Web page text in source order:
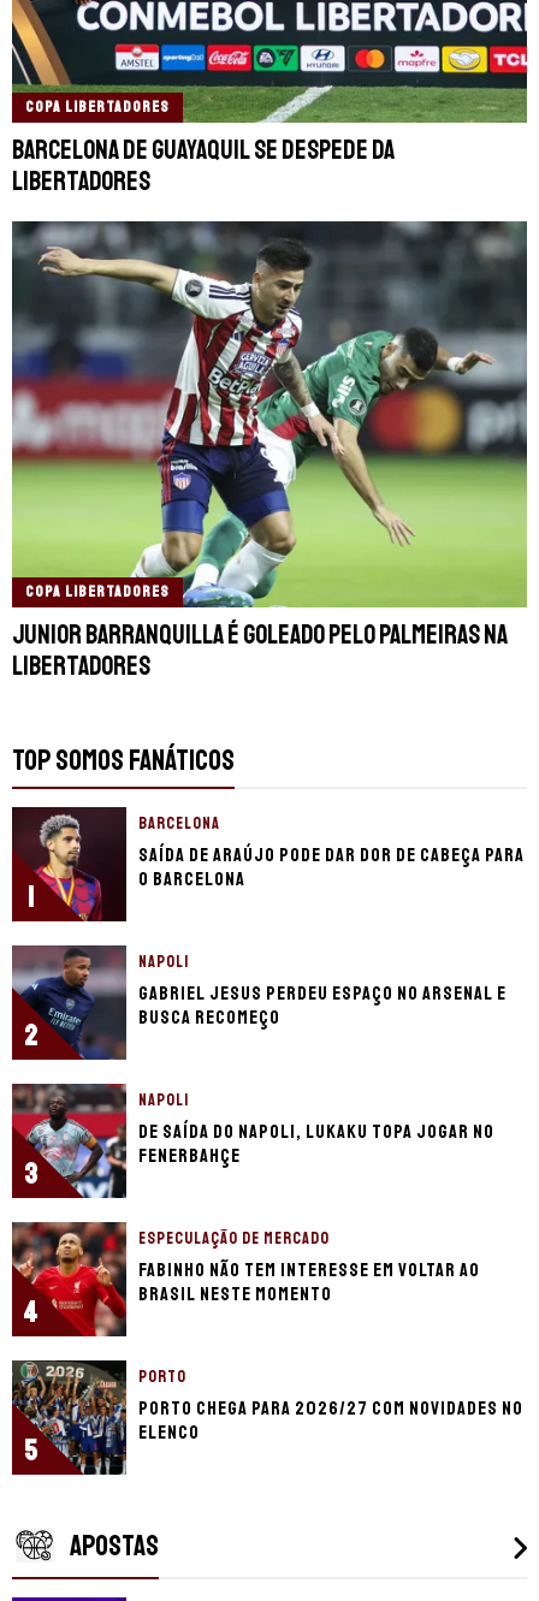
COPA LIBERTADORES
Barcelona de Guayaquil se despede da
Libertadores
COPA LIBERTADORES
Junior Barranquilla é goleado pelo Palmeiras na
Libertadores
TOP SOMOS FANÁTICOS
1
BARCELONA
Saída de Araújo pode dar dor de cabeça para
o Barcelona
2
NAPOLI
Gabriel Jesus perdeu espaço no Arsenal e
busca recomeço
3
NAPOLI
De saída do Napoli, Lukaku topa jogar no
Fenerbahçe
4
ESPECULAÇÃO DE MERCADO
Fabinho não tem interesse em voltar ao
Brasil neste momento
5
PORTO
Porto chega para 2026/27 com novidades no
elenco
APOSTAS